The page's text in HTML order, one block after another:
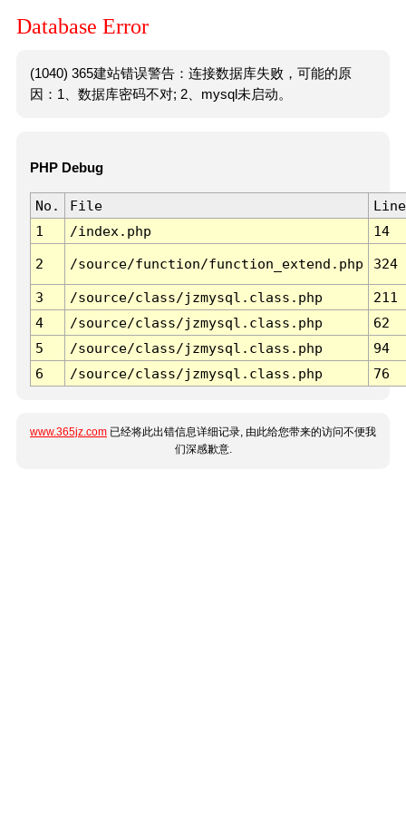
Database Error
(1040) 365建站错误警告：连接数据库失败，可能的原
因：1、数据库密码不对; 2、mysql未启动。
PHP Debug
No. File
Line
1
/index.php 14
2 /source/function/function_extend.php 324
3 /source/class/jzmysql.class.php
211
4
/source/class/jzmysql.class.php
62
5
/source/class/jzmysql.class.php
94
6
/source/class/jzmysql.class.php 76
www.365jz.com 已经将此出错信息详细记录, 由此给您带来的访问不便我
们深感歉意.